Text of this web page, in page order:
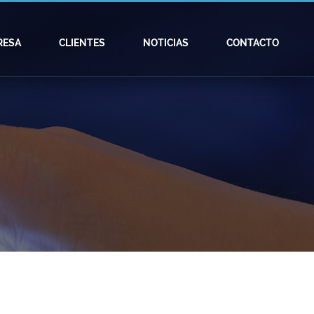
CLIENTES NOTICIAS CONTACTO